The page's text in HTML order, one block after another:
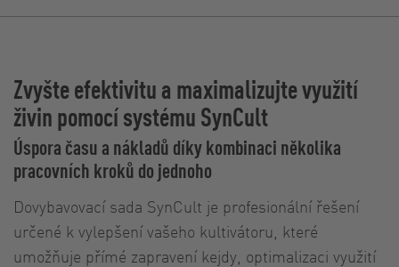
Zvyšte efektivitu a maximalizujte využití
živin pomocí systému SynCult
Úspora času a nákladů díky kombinaci několika
pracovních kroků do jednoho
Dovybavovací sada SynCult je profesionální řešení
určené k vylepšení vašeho kultivátoru, které
umožňuje přímé zapravení kejdy, optimalizaci využití